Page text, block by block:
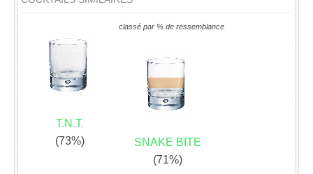
classé par % de ressemblance
T.N.T.
(73%)
SNAKE BITE
(71%)